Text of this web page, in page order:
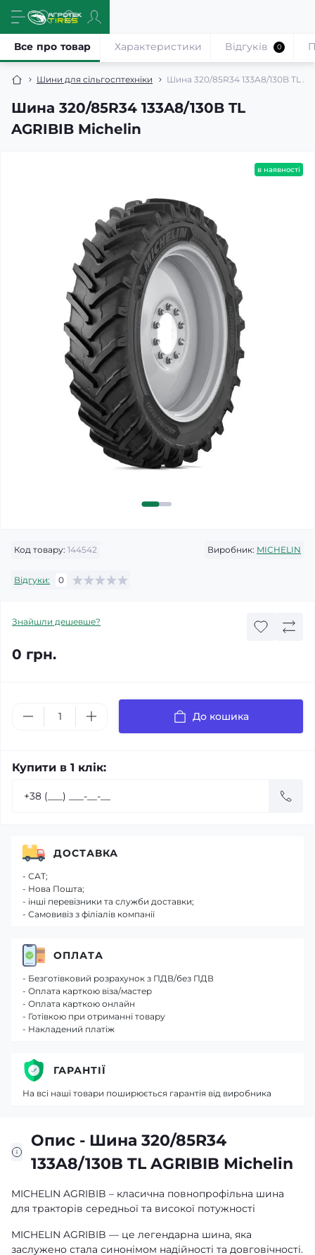
Шини для сільгосптехніки Шина 320/85R34 133A8/130B TL
Шина 320/85R34 133A8/130B TL
AGRIBIB Michelin
Все про товар Характеристики Відгуків 0
в наявності
Код товару: 144542 Виробник: MICHELIN
Відгуки: 0
Знайшли дешевше?
0 грн.
До кошика
Купити в 1 клік:
Опис - Шина 320/85R34
133A8/130B TL AGRIBIB Michelin
MICHELIN AGRIBIB – класична повнопрофільна шина
для тракторів середньої та високої потужності
MICHELIN AGRIBIB — це легендарна шина, яка
заслужено стала синонімом надійності та довговічності.
ДОСТАВКА
- САТ;
- Нова Пошта;
- інші перевізники та служби доставки;
- Самовивіз з філіалів компанії
ОПЛАТА
- Безготівковий розрахунок з ПДВ/без ПДВ
- Оплата карткою віза/мастер
- Оплата карткою онлайн
- Готівкою при отриманні товару
- Накладений платіж
ГАРАНТІЇ
На всі наші товари поширюється гарантія від виробника